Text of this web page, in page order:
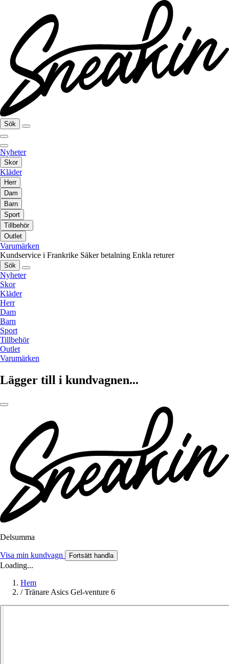
Sök
Nyheter
Skor
Kläder
Herr
Dam
Barn
Sport
Tillbehör
Outlet
Varumärken
Kundservice i Frankrike Säker betalning Enkla returer
Sök
Nyheter
Skor
Kläder
Herr
Dam
Barn
Sport
Tillbehör
Outlet
Varumärken
Lägger till i kundvagnen...
Delsumma
Visa min kundvagn Fortsätt handla
Loading...
Hem
/ Tränare Asics Gel-venture 6